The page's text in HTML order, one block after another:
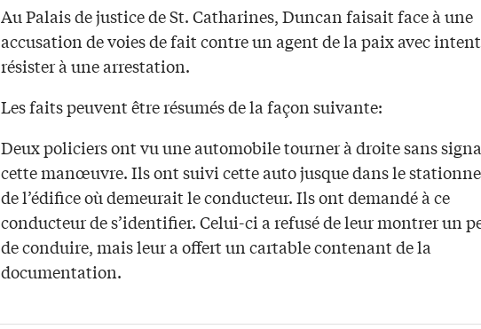
Au Palais de justice de St. Catharines, Duncan faisait face à une
accusation de voies de fait contre un agent de la paix avec
résister à une arrestation.
Les faits peuvent être résumés de la façon suivante:
Deux policiers ont vu une automobile tourner à droite sans
cette manœuvre. Ils ont suivi cette auto jusque dans le
de l’édifice où demeurait le conducteur. Ils ont demandé à ce
conducteur de s’identifier. Celui-ci a refusé de leur montrer un
de conduire, mais leur a offert un cartable contenant de la
documentation.